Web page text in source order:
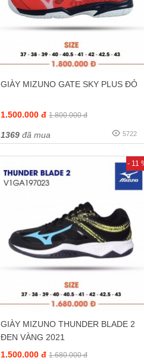
GIÀY MIZUNO GATE SKY PLUS ĐỎ
1.500.000 đ 1.800.000 đ
1369đã mua 5722
- 11
GIÀY MIZUNO THUNDER BLADE 2
ĐEN VÀNG 2021
1.500.000 đ 1.680.000 đ